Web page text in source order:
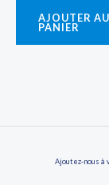
AJOUTER AU
PANIER
Ajoutez-nous à